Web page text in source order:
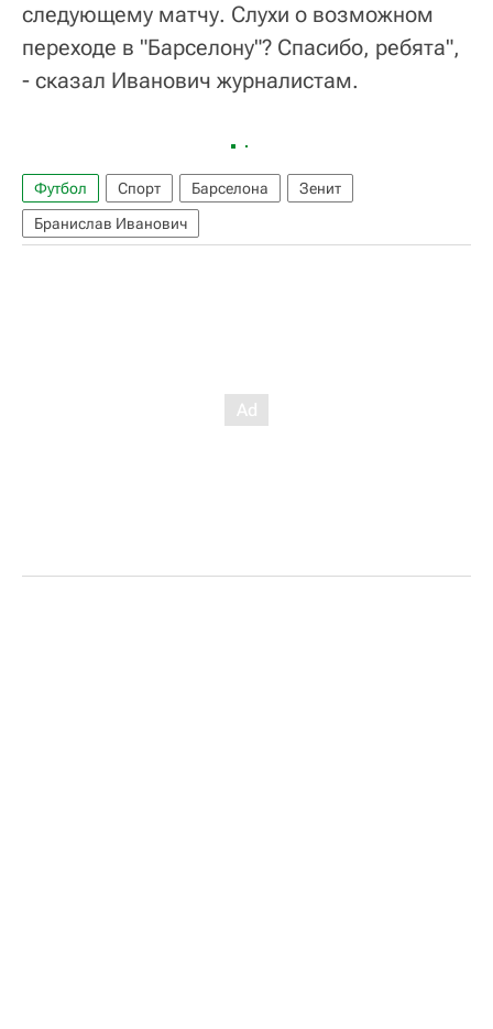
следующему матчу. Слухи о возможном
переходе в "Барселону"? Спасибо, ребята",
- сказал Иванович журналистам.
Футбол Спорт Барселона
Зенит
Бранислав Иванович